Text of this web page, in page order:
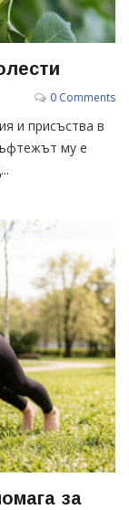
0 Comments
и присъства в
му е
за